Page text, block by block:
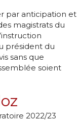
par anticipation et
magistrats du
président du
sans que
soient
2022/23